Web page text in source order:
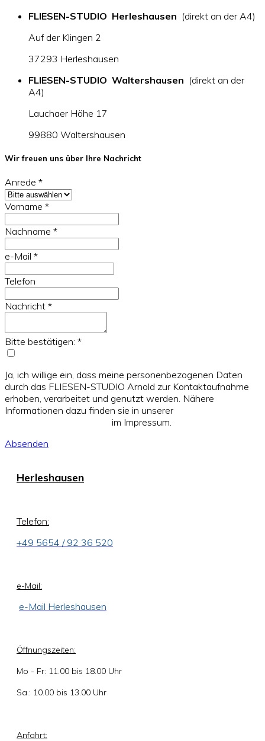
FLIESEN-STUDIO Herleshausen (direkt an der A4)
Auf der Klingen 2
37293 Herleshausen
FLIESEN-STUDIO Waltershausen (direkt an der
A4)
Lauchaer Höhe 17
99880 Waltershausen
Wir freuen uns über Ihre Nachricht
Anrede *
Vorname *
Nachname *
e-Mail *
Telefon
Nachricht *
Bitte bestätigen: *
Ja, ich willige ein, dass meine personenbezogenen Daten
durch das FLIESEN-STUDIO Arnold zur Kontaktaufnahme
erhoben, verarbeitet und genutzt werden. Nähere
Informationen dazu finden sie in unserer
im Impressum.
Absenden
Herleshausen
Telefon:
+49 5654 / 92 36 520
e-Mail:
e-Mail Herleshausen
Öffnungszeiten:
Mo - Fr: 11.00 bis 18.00 Uhr
Sa.: 10.00 bis 13.00 Uhr
Anfahrt: